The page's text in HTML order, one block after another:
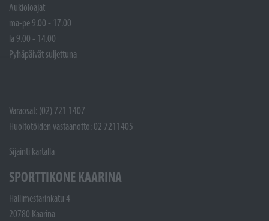
Aukioloajat
ma-pe 9.00 - 17.00
la 9.00 - 14.00
Pyhäpäivät suljettuna
Varaosat: (02) 721 1407
Huoltotöiden vastaanotto: 02 7211405
Sijainti kartalla
SPORTTIKONE KAARINA
Hallimestarinkatu 4
20780 Kaarina